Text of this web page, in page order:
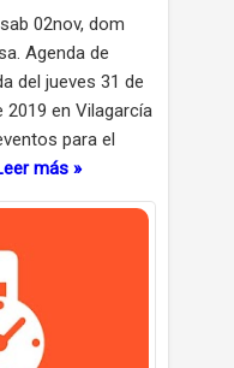
02nov, dom
Agenda de
del jueves 31 de
2019 en Vilagarcía
para el
más »